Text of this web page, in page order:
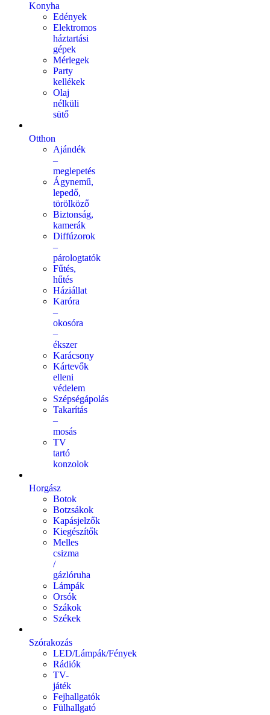
Konyha
Edények
Elektromos
háztartási
gépek
Mérlegek
Party
kellékek
Olaj
nélküli
sütő
Otthon
Ajándék
–
meglepetés
Ágynemű,
lepedő,
törölköző
Biztonság,
kamerák
Diffúzorok
–
párologtatók
Fűtés,
hűtés
Háziállat
Karóra
–
okosóra
–
ékszer
Karácsony
Kártevők
elleni
védelem
Szépségápolás
Takarítás
–
mosás
TV
tartó
konzolok
Horgász
Botok
Botzsákok
Kapásjelzők
Kiegészítők
Melles
csizma
/
gázlóruha
Lámpák
Orsók
Szákok
Székek
Szórakozás
LED/Lámpák/Fények
Rádiók
TV-
játék
Fejhallgatók
Fülhallgató